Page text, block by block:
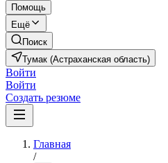
Помощь
Ещё
Поиск
Тумак (Астраханская область)
Войти
Войти
Создать резюме
Главная
/